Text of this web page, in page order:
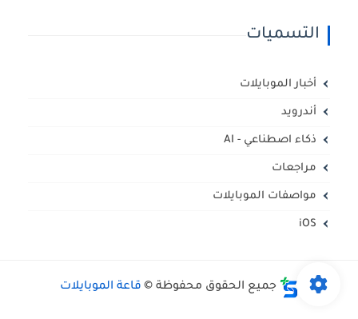
التسميات
أخبار الموبايلات
أندرويد
ذكاء اصطناعي - AI
مراجعات
مواصفات الموبايلات
iOS
جميع الحقوق محفوظة © قاعة الموبايلات